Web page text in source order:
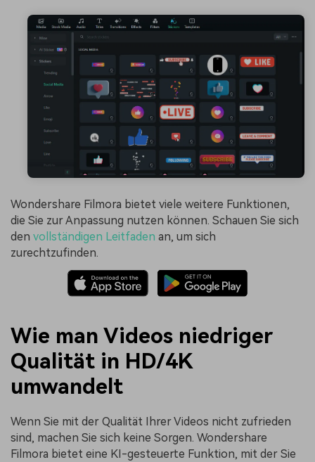
Wondershare Filmora bietet viele weitere Funktionen,
die Sie zur Anpassung nutzen können. Schauen Sie sich
den vollständigen Leitfaden an, um sich
zurechtzufinden.
Wie man Videos niedriger
Qualität in HD/4K
umwandelt
Wenn Sie mit der Qualität Ihrer Videos nicht zufrieden
sind, machen Sie sich keine Sorgen. Wondershare
Filmora bietet eine KI-gesteuerte Funktion, mit der Sie